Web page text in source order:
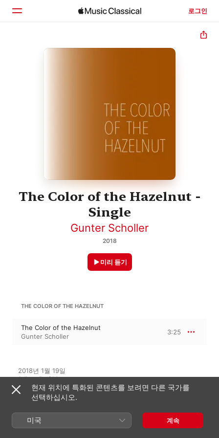
로그인
The Color of the Hazelnut -
Single
Gunter Scholler
2018
미리 듣기
THE COLOR OF THE HAZELNUT
The Color of the Hazelnut
Gunter Scholler
3:25
2018년 1월 19일
1개 트랙 · 3분
℗ 2018 Scholler
이 앨범에 대하여
현재 위치에 특화된 콘텐츠를 보려면 다른 국가를
선택하십시오.
미국 계속